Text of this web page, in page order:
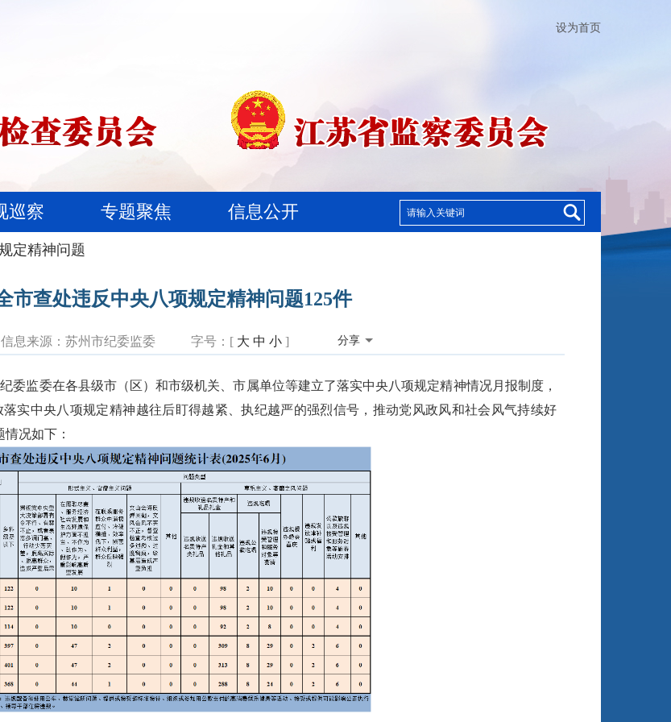
设为首页
巡察 专题聚焦 信息公开
定精神问题
市查处违反中央八项规定精神问题125件
信息来源： 苏州市纪委监委 字号：[ 大 中 小 ] 分享
委监委在各县级市（区）和市级机关、市属单位等建立了落实中央八项规定精神情况月报制度，
实中央八项规定精神越往后盯得越紧、执纪越严的强烈信号，推动党风政风和社会风气持续好
况如下：